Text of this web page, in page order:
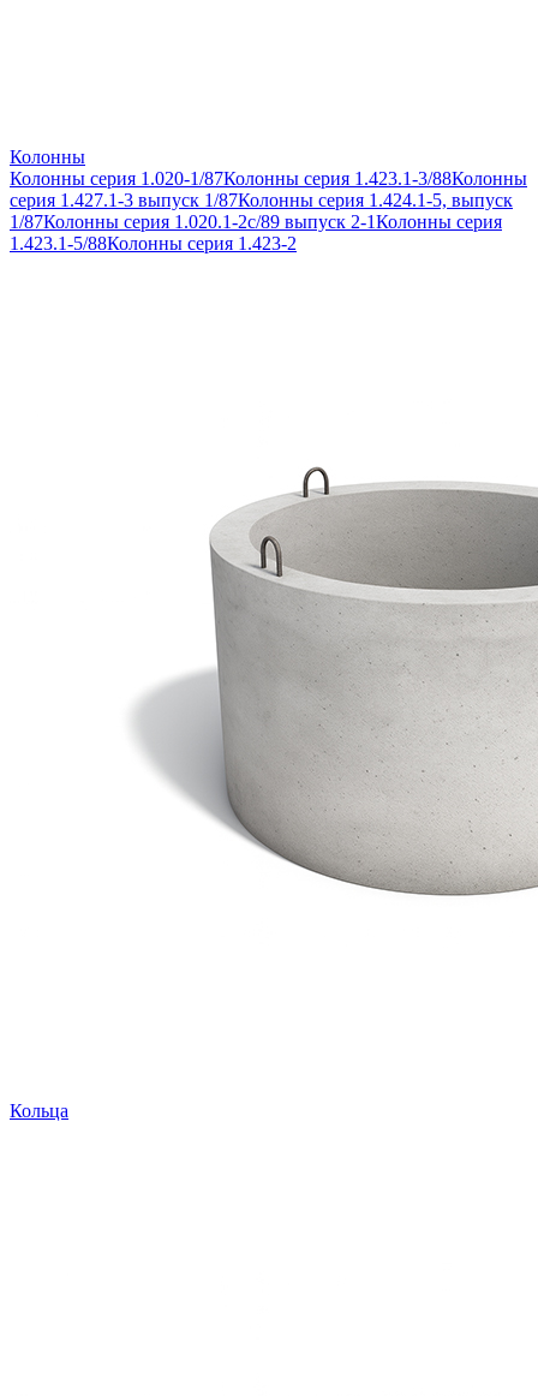
Колонны
Колонны серия 1.020-1/87Колонны серия 1.423.1-3/88Колонны
серия 1.427.1-3 выпуск 1/87Колонны серия 1.424.1-5, выпуск
1/87Колонны серия 1.020.1-2с/89 выпуск 2-1Колонны серия
1.423.1-5/88Колонны серия 1.423-2
Кольца